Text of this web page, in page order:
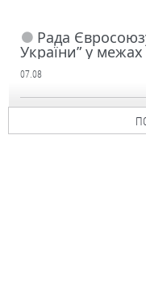
Рада
України” у
07.08